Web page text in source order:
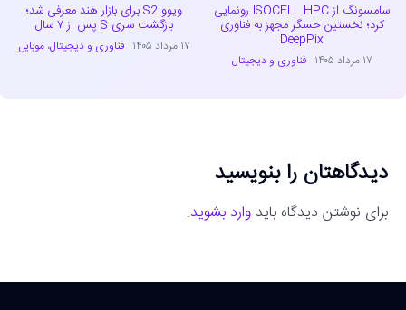
سامسونگ از ISOCELL HPC رونمایی
کرد؛ نخستین حسگر مجهز به فناوری
DeepPix
۱۷ مرداد ۱۴۰۵ فناوری و دیجیتال
ویوو S2 برای بازار هند معرفی شد؛
بازگشت سری S پس از ۷ سال
۱۷ مرداد ۱۴۰۵ فناوری و دیجیتال،موبایل
دیدگاهتان را بنویسید
برای نوشتن دیدگاه باید وارد بشوید.